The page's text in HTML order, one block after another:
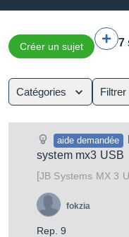
Créer un sujet 7
Catégories Filtrer
aide demandée
system mx3 USB
[JB Systems MX 3
Rep. 9
fokzia